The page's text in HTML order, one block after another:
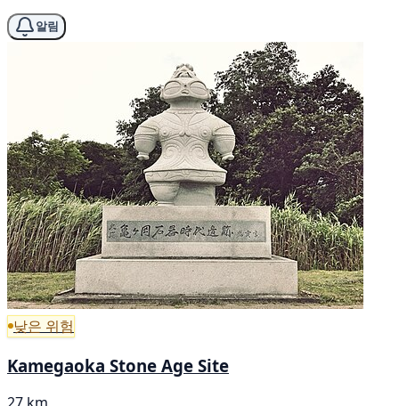
알림
낮은 위험
Kamegaoka Stone Age Site